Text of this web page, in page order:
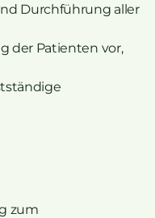
Durchführung aller
der Patienten vor,
zum